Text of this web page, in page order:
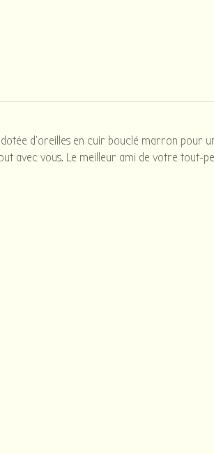
d'oreilles en cuir bouclé marron pour
avec vous. Le meilleur ami de votre tout-